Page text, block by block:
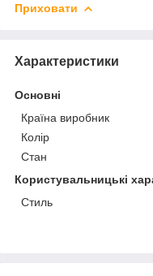
Приховати
Характеристики
Основні
Країна виробник
Колір
Стан
Користувальницькі
Стиль